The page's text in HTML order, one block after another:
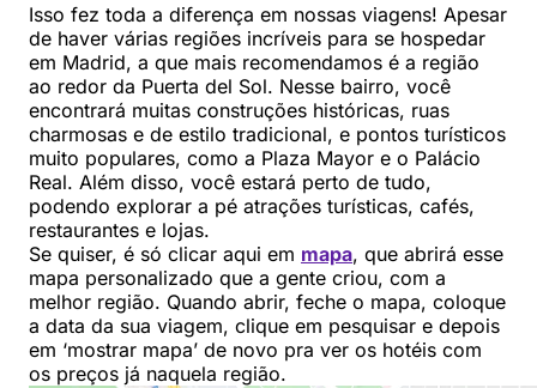
Isso fez toda a diferença em nossas viagens! Apesar
de haver várias regiões incríveis para se hospedar
em Madrid, a que mais recomendamos é a região
ao redor da Puerta del Sol. Nesse bairro, você
encontrará muitas construções históricas, ruas
charmosas e de estilo tradicional, e pontos turísticos
muito populares, como a Plaza Mayor e o Palácio
Real. Além disso, você estará perto de tudo,
podendo explorar a pé atrações turísticas, cafés,
restaurantes e lojas.
Se quiser, é só clicar aqui em mapa, que abrirá esse
mapa personalizado que a gente criou, com a
melhor região. Quando abrir, feche o mapa, coloque
a data da sua viagem, clique em pesquisar e depois
em ‘mostrar mapa’ de novo pra ver os hotéis com
os preços já naquela região.